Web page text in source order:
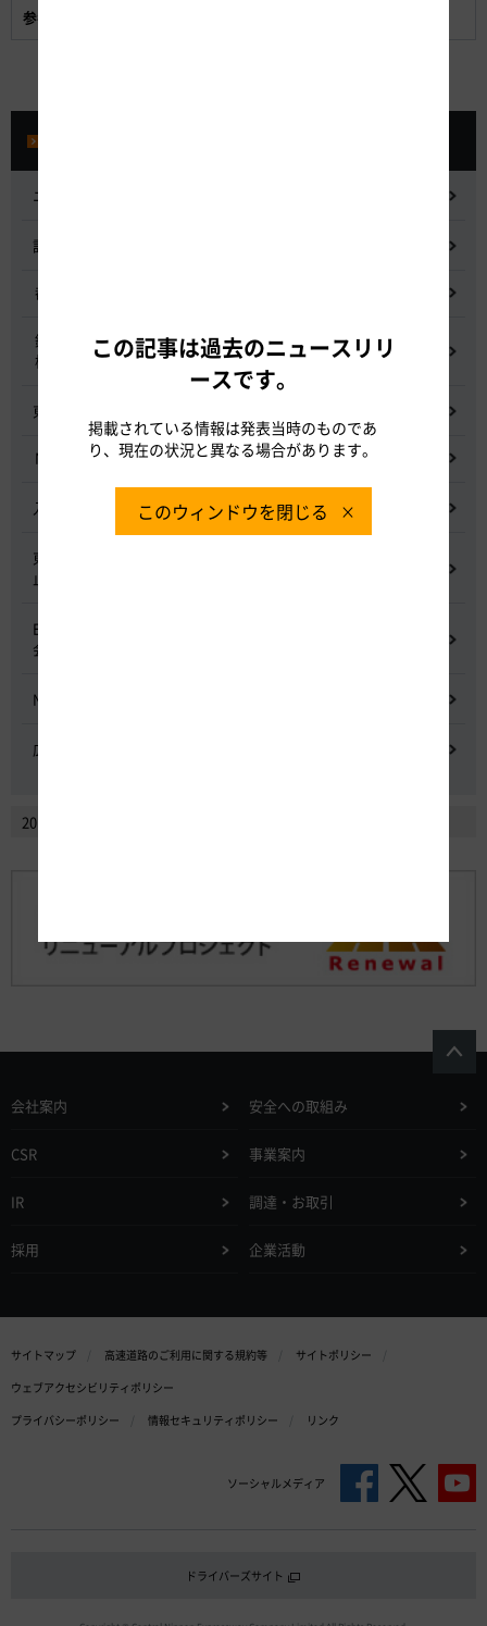
参考資料:
ニュースリリース
記者会見
都市間高速道路料金割引検討会
鋼少数主桁橋の床版下面吹付コンクリートはく離・落下事象調査
検討委員会
東名高速道路宇利トンネル照明灯具落下事象調査検討会
NEXCO中日本グループの経営上の課題と取組み
入札に係る不正行為に関する調査及び再発防止のための委員会
東名高速道路 中吉田高架橋 塗装塗替え工事による火災事故再発防
止委員会
E20 中央道を跨ぐ橋梁の耐震補強工事施工不良に関する調査委員
会
NEXCO中日本における降雪時の対応に関する検討会
広域的なETCシステム障害発生時の危機管理検討委員会
2014年2月以前のニュースリリースを見る
会社案内 安全への取組み
CSR 事業案内
IR 調達・お取引
採用 企業活動
サイトマップ 高速道路のご利用に関する規約等
サイトポリシー
ウェブアクセシビリティポリシー
プライバシーポリシー
情報セキュリティポリシー リンク
ソーシャルメディア
ドライバーズサイト
この記事は過去のニュースリリ
ースです。
掲載されている情報は発表当時のものであ
り、現在の状況と異なる場合があります。
このウィンドウを閉じる